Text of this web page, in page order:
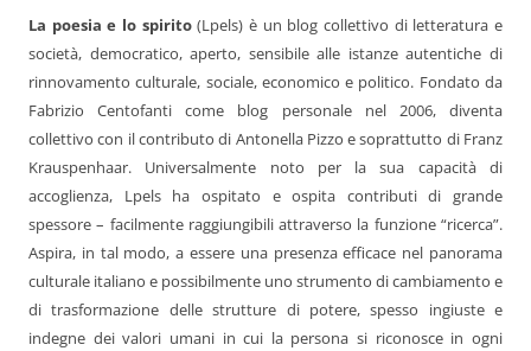
La poesia e lo spirito(Lpels) è un blog collettivo di letteratura e
società, democratico, aperto, sensibile alle istanze autentiche di
rinnovamento culturale, sociale, economico e politico. Fondato da
Fabrizio Centofanti come blog personale nel 2006, diventa
collettivo con il contributo di Antonella Pizzo e soprattutto di Franz
Krauspenhaar. Universalmente noto per la sua capacità di
accoglienza, Lpels ha ospitato e ospita contributi di grande
spessore – facilmente raggiungibili attraverso la funzione “ricerca”.
Aspira, in tal modo, a essere una presenza efficace nel panorama
culturale italiano e possibilmente uno strumento di cambiamento e
di trasformazione delle strutture di potere, spesso ingiuste e
indegne dei valori umani in cui la persona si riconosce in ogni